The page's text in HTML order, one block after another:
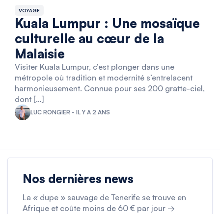
VOYAGE
Kuala Lumpur : Une mosaïque
culturelle au cœur de la
Malaisie
Visiter Kuala Lumpur, c’est plonger dans une
métropole où tradition et modernité s’entrelacent
harmonieusement. Connue pour ses 200 gratte-ciel,
dont […]
LUC RONGIER - IL Y A 2 ANS
Nos dernières news
La « dupe » sauvage de Tenerife se trouve en
Afrique et coûte moins de 60 € par jour →